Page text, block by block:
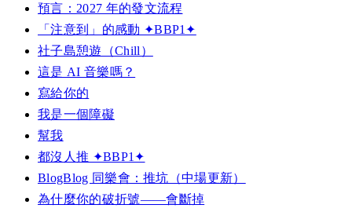
預言：2027 年的發文流程
「注意到」的感動 ✦BBP1✦
社子島憩遊（Chill）
這是 AI 音樂嗎？
寫給你的
我是一個障礙
幫我
都沒人推 ✦BBP1✦
BlogBlog 同樂會：推坑（中場更新）
為什麼你的破折號——會斷掉